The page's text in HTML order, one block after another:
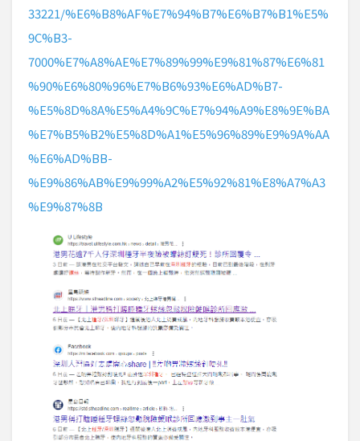
33221/%E6%B8%AF%E7%94%B7%E6%B7%B1%E5%
9C%B3-
7000%E7%A8%AE%E7%89%99%E9%81%87%E6%81
%90%E6%80%96%E7%B6%93%E6%AD%B7-
%E5%8D%8A%E5%A4%9C%E7%94%A9%E8%9E%BA
%E7%B5%B2%E5%8D%A1%E5%96%89%E9%9A%AA
%E6%AD%BB-
%E9%86%AB%E9%99%A2%E5%92%81%E8%A7%A3
%E9%87%8B